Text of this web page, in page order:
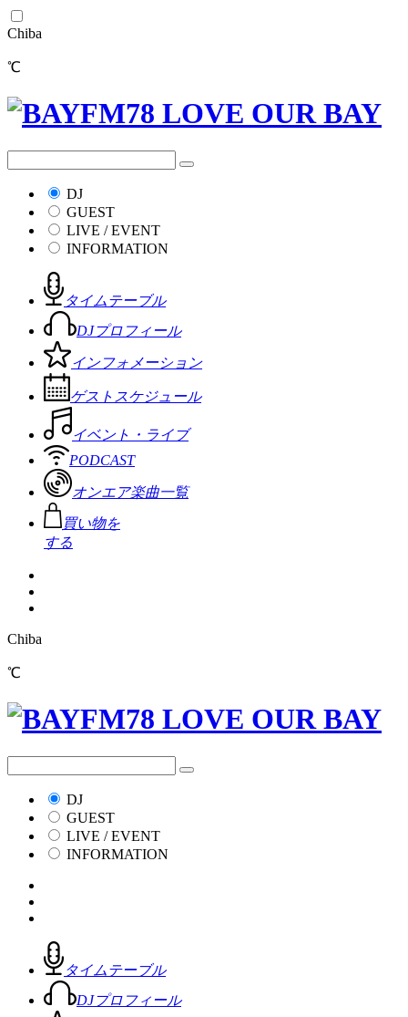
Chiba
℃
DJ
GUEST
LIVE / EVENT
INFORMATION
タイムテーブル
DJプロフィール
インフォメーション
ゲストスケジュール
イベント・ライブ
PODCAST
オンエア楽曲一覧
買い物を
する
Chiba
℃
DJ
GUEST
LIVE / EVENT
INFORMATION
タイムテーブル
DJプロフィール